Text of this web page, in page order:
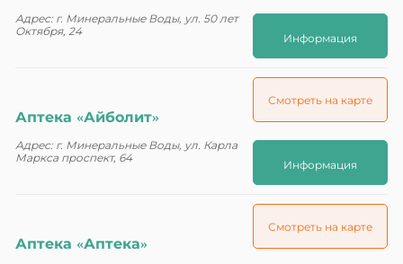
Адрес: г. Минеральные Воды, ул. 50 лет
Октября, 24
Информация
Аптека «Айболит»
Адрес: г. Минеральные Воды, ул. Карла
Маркса проспект, 64
Смотреть на карте
Информация
Аптека «Аптека»
Смотреть на карте